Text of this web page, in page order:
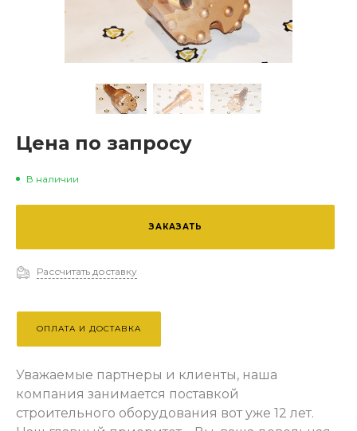
Цена по запросу
В наличии
ЗАКАЗАТЬ
Рассчитать доставку
ОПЛАТА И ДОСТАВКА
Уважаемые партнеры и клиенты, наша
компания занимается поставкой
строительного оборудования вот уже 12 лет.